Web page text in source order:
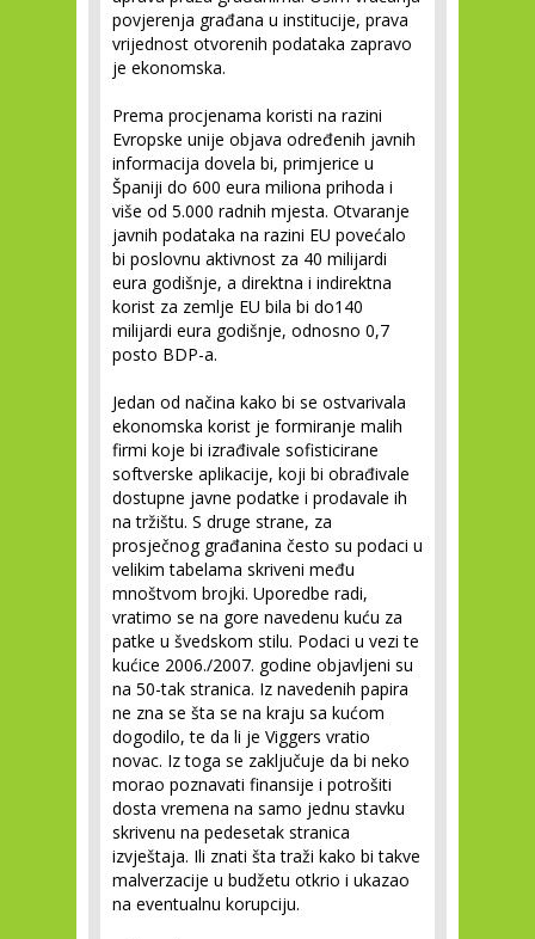
povjerenja građana u institucije, prava
vrijednost otvorenih podataka zapravo
je ekonomska.
Prema procjenama koristi na razini
Evropske unije objava određenih javnih
informacija dovela bi, primjerice u
Španiji do 600 eura miliona prihoda i
više od 5.000 radnih mjesta. Otvaranje
javnih podataka na razini EU povećalo
bi poslovnu aktivnost za 40 milijardi
eura godišnje, a direktna i indirektna
korist za zemlje EU bila bi do140
milijardi eura godišnje, odnosno 0,7
posto BDP-a.
Jedan od načina kako bi se ostvarivala
ekonomska korist je formiranje malih
firmi koje bi izrađivale sofisticirane
softverske aplikacije, koji bi obrađivale
dostupne javne podatke i prodavale ih
na tržištu. S druge strane, za
prosječnog građanina često su podaci u
velikim tabelama skriveni među
mnoštvom brojki. Uporedbe radi,
vratimo se na gore navedenu kuću za
patke u švedskom stilu. Podaci u vezi te
kućice 2006./2007. godine objavljeni su
na 50-tak stranica. Iz navedenih papira
ne zna se šta se na kraju sa kućom
dogodilo, te da li je Viggers vratio
novac. Iz toga se zaključuje da bi neko
morao poznavati finansije i potrošiti
dosta vremena na samo jednu stavku
skrivenu na pedesetak stranica
izvještaja. Ili znati šta traži kako bi takve
malverzacije u budžetu otkrio i ukazao
na eventualnu korupciju.